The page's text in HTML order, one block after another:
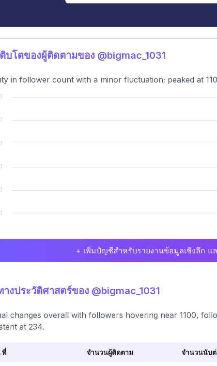
บโตของผู้ติดตามของ @bigmac_1031
in follower count with a minor fluctuation; peaked at
+ เพิ่มบัญชีสำหรับรายงานข้อมูลเชิงลึก แ
งประวัติศาสตร์ของ @bigmac_1031
changes overall with followers hovering near 1100,
at 234.
ที่ จำนวนผู้ติดตาม จำนวนนับ